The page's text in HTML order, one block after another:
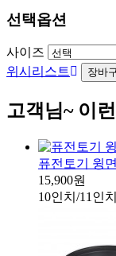
선택옵션
사이즈
위시리스트
고객님~ 이
퓨전토기 윙
15,900원
10인치/11인